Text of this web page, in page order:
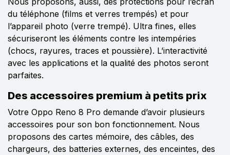
du téléphone (films et verres trempés) et pour
l’appareil photo (verre trempé). Ultra fines, elles
sécuriseront les éléments contre les intempéries
(chocs, rayures, traces et poussière). L’interactivité
avec les applications et la qualité des photos seront
parfaites.
Des accessoires premium à petits prix
Votre Oppo Reno 8 Pro demande d’avoir plusieurs
accessoires pour son bon fonctionnement. Nous
proposons des cartes mémoire, des câbles, des
chargeurs, des batteries externes, des enceintes, des